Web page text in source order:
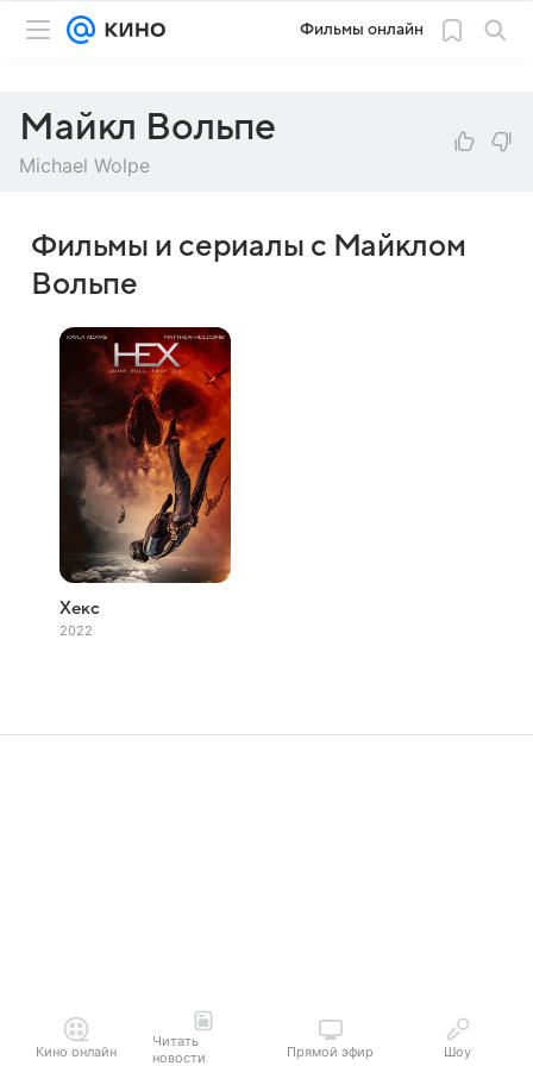
Фильмы онлайн
Майкл Вольпе
Michael Wolpe
Фильмы и сериалы с Майклом
Вольпе
Хекс
2022
Кино онлайн
Читать
новости
Прямой эфир Шоу